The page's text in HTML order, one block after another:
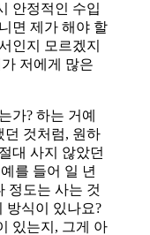
안정적인 수입
면 제가 해야 할
인지 모르겠지
저에게 많은
가? 하는 거예
던 것처럼, 원하
대 사지 않았던
를 들어 일 년
정도는 사는 것
방식이 있나요?
있는지, 그게 아